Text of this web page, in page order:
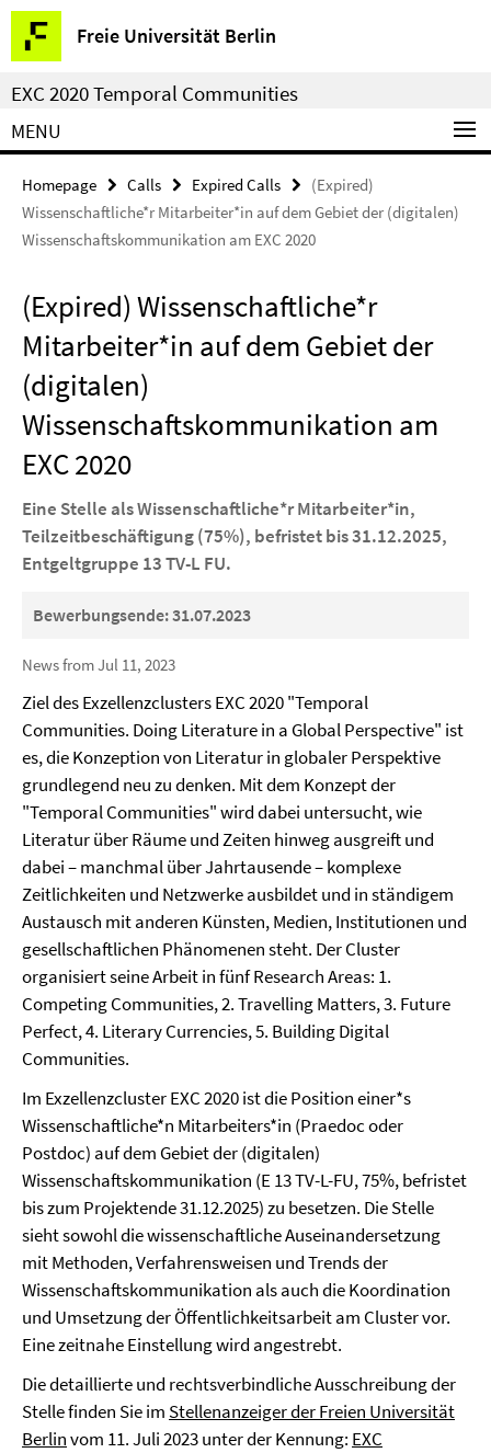
Springe
direkt
zu
Inhalt
Freie Universität Berlin
Service
Navigation
EXC 2020 Temporal Communities
MENU
Homepage Calls Expired Calls
(Expired)
Wissenschaftliche*r Mitarbeiter*in auf dem Gebiet der (digitalen)
Wissenschaftskommunikation am EXC 2020
(Expired) Wissenschaftliche*r
Mitarbeiter*in auf dem Gebiet der
(digitalen)
Wissenschaftskommunikation am
EXC 2020
Eine Stelle als Wissenschaftliche*r Mitarbeiter*in,
Teilzeitbeschäftigung (75%), befristet bis 31.12.2025,
Entgeltgruppe 13 TV-L FU.
Bewerbungsende: 31.07.2023
News from Jul 11, 2023
Ziel des Exzellenzclusters EXC 2020 "Temporal
Communities. Doing Literature in a Global Perspective" ist
es, die Konzeption von Literatur in globaler Perspektive
grundlegend neu zu denken. Mit dem Konzept der
"Temporal Communities" wird dabei untersucht, wie
Literatur über Räume und Zeiten hinweg ausgreift und
dabei – manchmal über Jahrtausende – komplexe
Zeitlichkeiten und Netzwerke ausbildet und in ständigem
Austausch mit anderen Künsten, Medien, Institutionen und
gesellschaftlichen Phänomenen steht. Der Cluster
organisiert seine Arbeit in fünf Research Areas: 1.
Competing Communities, 2. Travelling Matters, 3. Future
Perfect, 4. Literary Currencies, 5. Building Digital
Communities.
Im Exzellenzcluster EXC 2020 ist die Position einer*s
Wissenschaftliche*n Mitarbeiters*in (Praedoc oder
Postdoc) auf dem Gebiet der (digitalen)
Wissenschaftskommunikation (E 13 TV-L-FU, 75%, befristet
bis zum Projektende 31.12.2025) zu besetzen. Die Stelle
sieht sowohl die wissenschaftliche Auseinandersetzung
mit Methoden, Verfahrensweisen und Trends der
Wissenschaftskommunikation als auch die Koordination
und Umsetzung der Öffentlichkeitsarbeit am Cluster vor.
Eine zeitnahe Einstellung wird angestrebt.
Die detaillierte und rechtsverbindliche Ausschreibung der
Stelle finden Sie im Stellenanzeiger der Freien Universität
Berlinvom 11. Juli 2023 unter der Kennung: EXC